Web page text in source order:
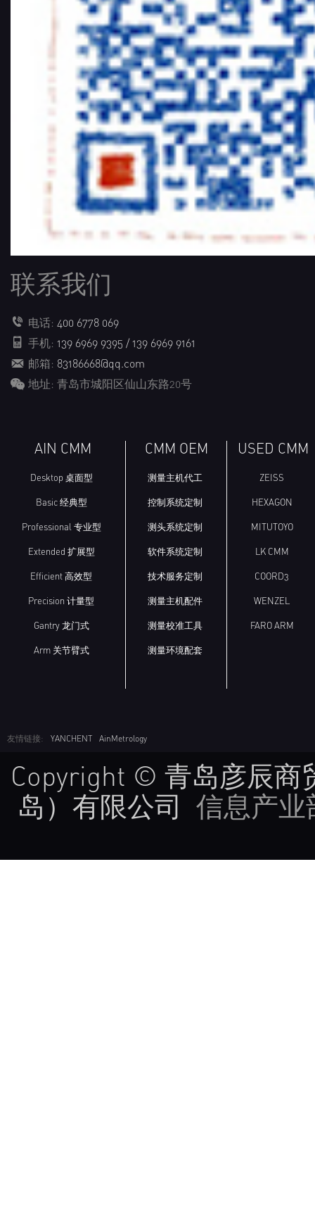
联系我们
电话: 400 6778 069
手机: 139 6969 9395 / 139 6969 9161
邮箱: 83186668@qq.com
地址: 青岛市城阳区仙山东路20号
AIN CMM
Desktop 桌面型
Basic 经典型
Professional 专业型
Extended 扩展型
Efficient 高效型
Precision 计量型
Gantry 龙门式
Arm 关节臂式
CMM OEM
测量主机代工
控制系统定制
测头系统定制
软件系统定制
技术服务定制
测量主机配件
测量校准工具
测量环境配套
USED CMM
ZEISS
HEXAGON
MITUTOYO
LK CMM
COORD3
WENZEL
FARO ARM
友情链接: YANCHENT AinMetrology
Copyright © 青岛彦辰商
岛）有限公司 信息产业